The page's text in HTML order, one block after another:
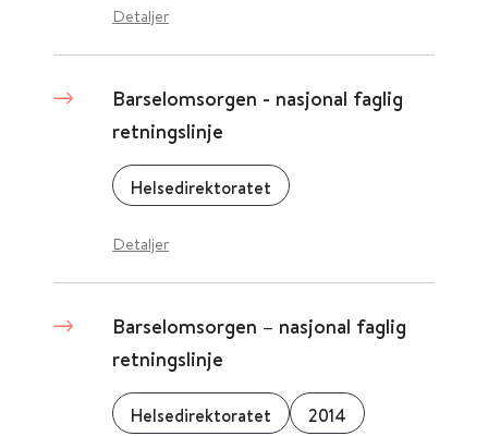
Detaljer
Barselomsorgen - nasjonal faglig
retningslinje
Helsedirektoratet
Detaljer
Barselomsorgen – nasjonal faglig
retningslinje
Helsedirektoratet 2014